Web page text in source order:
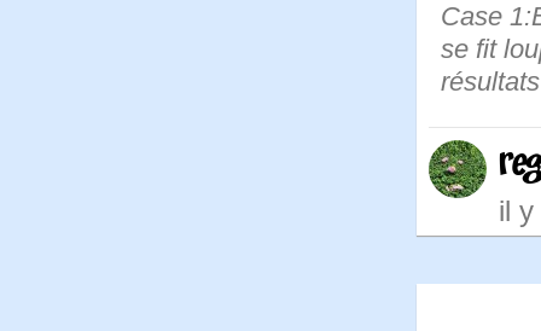
Case
se fit
il